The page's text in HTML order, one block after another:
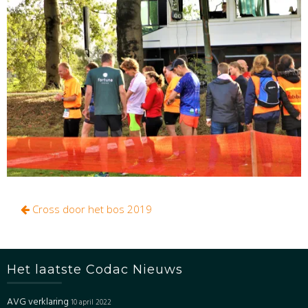
Bericht
Cross door het bos 2019
Het laatste Codac Nieuws
AVG verklaring 10 april 2022